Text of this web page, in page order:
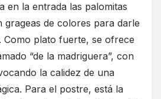
en la entrada las palomitas
grageas de colores para darle
Como plato fuerte, se ofrece
“de la madriguera”, con
la calidez de una
Para el postre, está la